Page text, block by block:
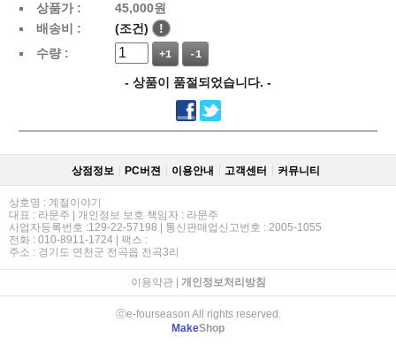
상품가 : 45,000원
배송비 :
(조건)
!
수량 :
+1 -1
- 상품이 품절되었습니다. -
상점정보 PC버젼 이용안내 고객센터 커뮤니티
상호명 : 계절이야기
대표 : 라문주 | 개인정보 보호 책임자 : 라문주
사업자등록번호 :129-22-57198 | 통신판매업신고번호 : 2005-1055
전화 : 010-8911-1724 | 팩스 :
주소 : 경기도 연천군 전곡읍 전곡3리
이용약관| 개인정보처리방침
ⓒe-fourseason All rights reserved.
MakeShop